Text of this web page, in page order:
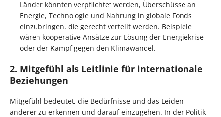
Länder könnten verpflichtet werden, Überschüsse an
Energie, Technologie und Nahrung in globale Fonds
einzubringen, die gerecht verteilt werden. Beispiele
wären kooperative Ansätze zur Lösung der Energiekrise
oder der Kampf gegen den Klimawandel.
2. Mitgefühl als Leitlinie für internationale
Beziehungen
Mitgefühl bedeutet, die Bedürfnisse und das Leiden
anderer zu erkennen und darauf einzugehen. In der Politik